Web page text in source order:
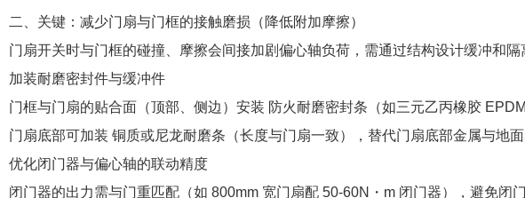
二、关键：减少门扇与门框的接触磨损（降低附加摩擦）
门扇开关时与门框的碰撞、摩擦会间接加剧偏心轴负荷，需通过结构设计缓冲和隔
加装耐磨密封件与缓冲件
门框与门扇的贴合面（顶部、侧边）安装 防火耐磨密封条（如三元乙丙橡胶
门扇底部可加装 铜质或尼龙耐磨条（长度与门扇一致），替代门扇底部金属与地
优化闭门器与偏心轴的联动精度
闭门器的出力需与门重匹配（如 800mm 宽门扇配 50-60N・m 闭门器），避免闭